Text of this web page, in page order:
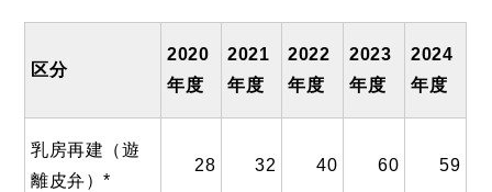
区分
2020
年度
2021
年度
2022
年度
2023
年度
2024
年度
乳房再建（遊
離皮弁）*
28 32 40 60 59